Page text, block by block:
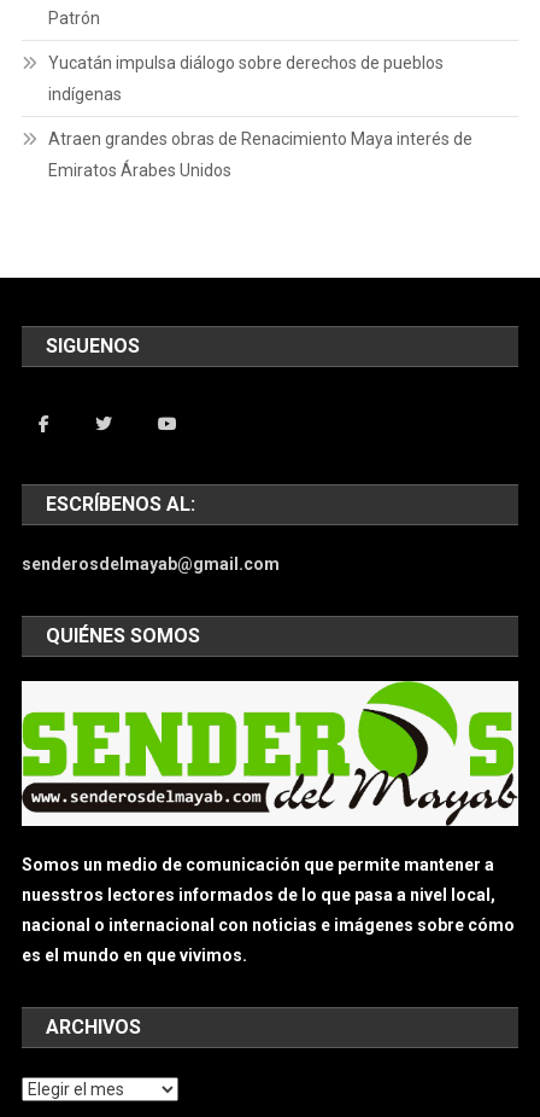
Patrón
Yucatán impulsa diálogo sobre derechos de pueblos
indígenas
Atraen grandes obras de Renacimiento Maya interés de
Emiratos Árabes Unidos
SIGUENOS
ESCRÍBENOS AL:
senderosdelmayab@gmail.com
QUIÉNES SOMOS
Somos un medio de comunicación que permite mantener a
nuesstros lectores informados de lo que pasa a nivel local,
nacional o internacional con noticias e imágenes sobre cómo
es el mundo en que vivimos.
ARCHIVOS
Archivos